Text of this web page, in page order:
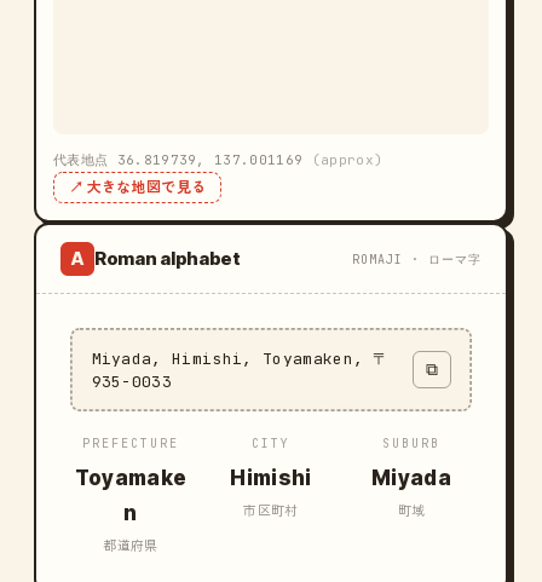
代表地点 36.819739, 137.001169 (approx)
↗ 大きな地図で見る
A Roman alphabet ROMAJI · ローマ字
Miyada, Himishi, Toyamaken, 〒
935-0033
⧉
PREFECTURE
Toyamake
n
都道府県
CITY
Himishi
市区町村
SUBURB
Miyada
町域